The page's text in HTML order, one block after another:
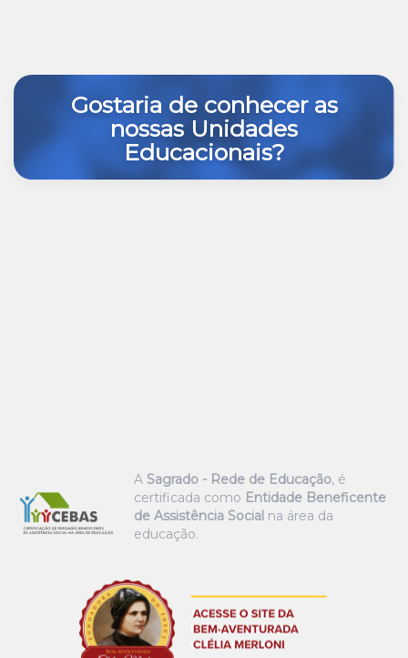
Gostaria de conhecer as
nossas Unidades
Educacionais?
A Sagrado - Rede de Educação, é
certificada como Entidade Beneficente
de Assistência Social na área da
educação.